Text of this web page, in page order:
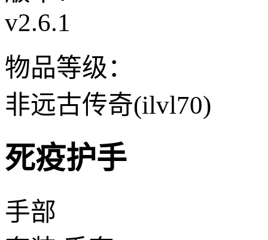
v2.6.1
物品等级：
非远古传奇(ilvl70)
死疫护手
手部